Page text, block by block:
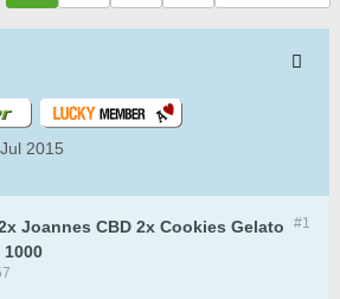
Jul 2015
#1
Joannes CBD 2x Cookies Gelato